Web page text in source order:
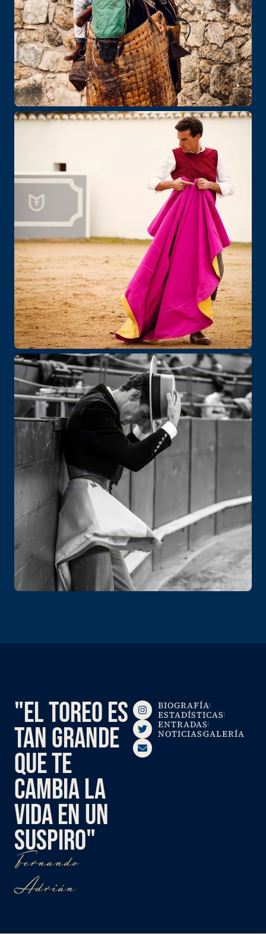
"EL TOREO ES
TAN GRANDE
QUE TE
CAMBIA LA
VIDA EN UN
SUSPIRO"
Fernando
Adrián
BIOGRAFÍA
ESTADÍSTICAS
ENTRADAS
NOTICIASGALERÍA